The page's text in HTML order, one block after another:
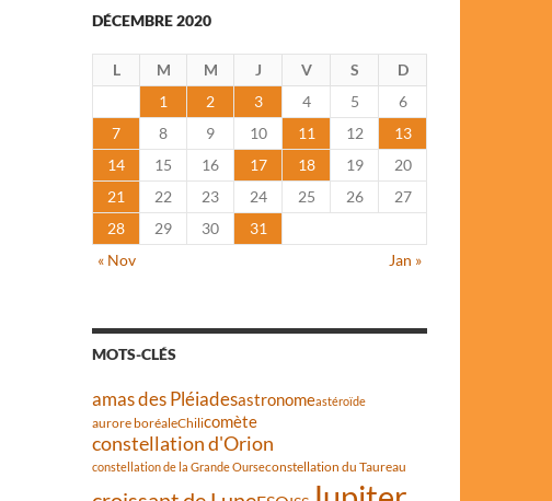
DÉCEMBRE 2020
L M M J V S
D
1
2 3 4 5
6
7
8 9 10 11 12
13
14
15 16 17 18 19
20
21
22 23 24 25 26
27
28
29 30
31
« Nov
Jan »
MOTS-CLÉS
amas des Pléiadesastronomeastéroïde
aurore boréaleChilicomète
constellation d'Orion
constellation de la Grande Ourseconstellation du Taureau